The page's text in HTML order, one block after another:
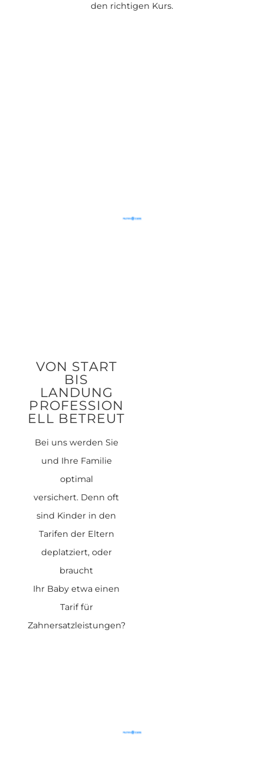
den richtigen Kurs.
VON START
BIS
LANDUNG
PROFESSION
ELL BETREUT
Bei uns werden Sie
und Ihre Familie
optimal
versichert. Denn oft
sind Kinder in den
Tarifen der Eltern
deplatziert, oder
braucht
Ihr Baby etwa einen
Tarif für
Zahnersatzleistungen?